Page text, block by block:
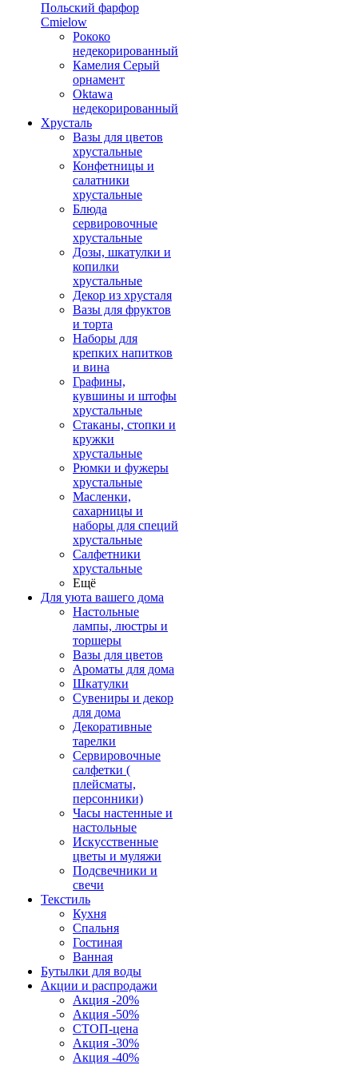
Польский фарфор
Сmielow
Рококо
недекорированный
Камелия Серый
орнамент
Oktawa
недекорированный
Хрусталь
Вазы для цветов
хрустальные
Конфетницы и
салатники
хрустальные
Блюда
сервировочные
хрустальные
Дозы, шкатулки и
копилки
хрустальные
Декор из хрусталя
Вазы для фруктов
и торта
Наборы для
крепких напитков
и вина
Графины,
кувшины и штофы
хрустальные
Стаканы, стопки и
кружки
хрустальные
Рюмки и фужеры
хрустальные
Масленки,
сахарницы и
наборы для специй
хрустальные
Салфетники
хрустальные
Ещё
Для уюта вашего дома
Настольные
лампы, люстры и
торшеры
Вазы для цветов
Ароматы для дома
Шкатулки
Сувениры и декор
для дома
Декоративные
тарелки
Сервировочные
салфетки (
плейсматы,
персонники)
Часы настенные и
настольные
Искусственные
цветы и муляжи
Подсвечники и
свечи
Текстиль
Кухня
Спальня
Гостиная
Ванная
Бутылки для воды
Акции и распродажи
Акция -20%
Акция -50%
СТОП-цена
Акция -30%
Акция -40%